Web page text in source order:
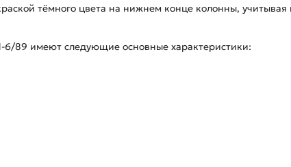
тёмного цвета на нижнем конце колонны, учитывая
6/89 имеют следующие основные характеристики: